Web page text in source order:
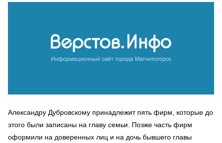
Александру Дубровскому принадлежит пять фирм, которые до
этого были записаны на главу семьи. Позже часть фирм
оформили на доверенных лиц и на дочь бывшего главы